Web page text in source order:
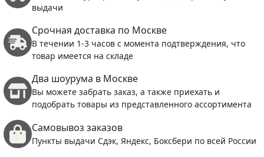
выдачи
Срочная доставка по Москве
В течении 1-3 часов с момента подтверждения, что
товар имеется на складе
Два шоурума в Москве
Вы можете забрать заказ, а также приехать и
подобрать товары из представленного ассортимента
Самовывоз заказов
Пункты выдачи Сдэк, Яндекс, Боксбери по всей России